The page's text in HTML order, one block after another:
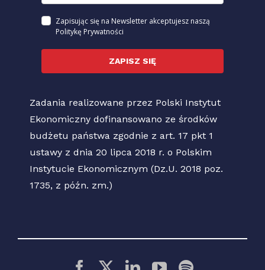
Zapisując się na Newsletter akceptujesz naszą
Politykę Prywatności
ZAPISZ SIĘ
Zadania realizowane przez Polski Instytut
Ekonomiczny dofinansowano ze środków
budżetu państwa zgodnie z art. 17 pkt 1
ustawy z dnia 20 lipca 2018 r. o Polskim
Instytucie Ekonomicznym (Dz.U. 2018 poz.
1735, z późn. zm.)